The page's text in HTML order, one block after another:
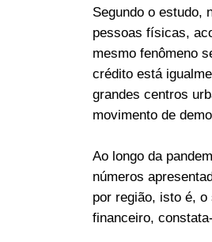
Segundo o estudo,
pessoas físicas,
mesmo fenômeno
crédito está
grandes centros
movimento de
Ao longo da
números
por região, isto é,
financeiro,